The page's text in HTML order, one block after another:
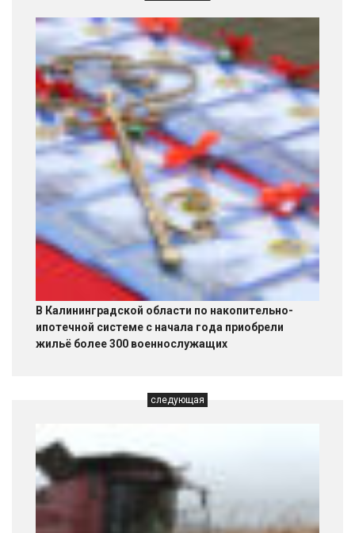
В Калининградской области по накопительно-
ипотечной системе с начала года приобрели
жильё более 300 военнослужащих
следующая